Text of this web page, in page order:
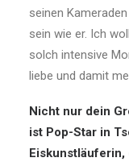
seinen
sein wie er. Ich
solch intensive
liebe und damit
Nicht nur dein
ist Pop-Star in